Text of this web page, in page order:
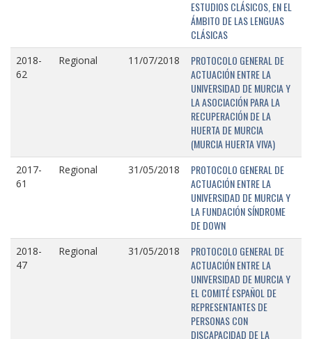
ESTUDIOS CLÁSICOS, EN EL
ÁMBITO DE LAS LENGUAS
CLÁSICAS
2018-
62
Regional 11/07/2018
PROTOCOLO GENERAL DE
ACTUACIÓN ENTRE LA
UNIVERSIDAD DE MURCIA Y
LA ASOCIACIÓN PARA LA
RECUPERACIÓN DE LA
HUERTA DE MURCIA
(MURCIA HUERTA VIVA)
2017-
61
Regional 31/05/2018
PROTOCOLO GENERAL DE
ACTUACIÓN ENTRE LA
UNIVERSIDAD DE MURCIA Y
LA FUNDACIÓN SÍNDROME
DE DOWN
2018-
47
Regional 31/05/2018
PROTOCOLO GENERAL DE
ACTUACIÓN ENTRE LA
UNIVERSIDAD DE MURCIA Y
EL COMITÉ ESPAÑOL DE
REPRESENTANTES DE
PERSONAS CON
DISCAPACIDAD DE LA